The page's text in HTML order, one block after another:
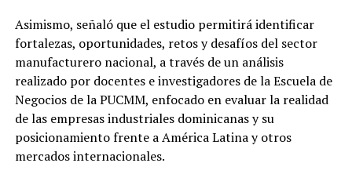
Asimismo, señaló que el estudio permitirá identificar
fortalezas, oportunidades, retos y desafíos del sector
manufacturero nacional, a través de un análisis
realizado por docentes e investigadores de la Escuela de
Negocios de la PUCMM, enfocado en evaluar la realidad
de las empresas industriales dominicanas y su
posicionamiento frente a América Latina y otros
mercados internacionales.